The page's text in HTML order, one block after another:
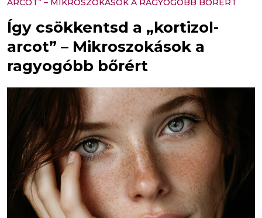
ARCOT” – MIKROSZOKÁSOK A RAGYOGÓBB BŐRÉRT
Így csökkentsd a „kortizol-
arcot” – Mikroszokások a
ragyogóbb bőrért